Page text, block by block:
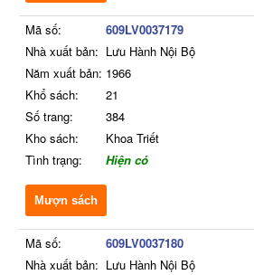
Mã số:
609LV0037179
Nhà xuất bản: Lưu Hành Nội Bộ
Năm xuất bản: 1966
Khổ sách:
21
Số trang:
384
Kho sách:
Khoa Triết
Tình trạng:
Hiện có
Mượn sách
Mã số:
609LV0037180
Nhà xuất bản: Lưu Hành Nội Bộ